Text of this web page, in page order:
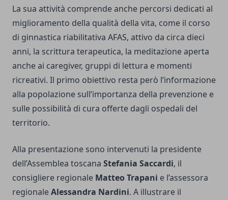
La sua attività comprende anche percorsi dedicati al
miglioramento della qualità della vita, come il corso
di ginnastica riabilitativa AFAS, attivo da circa dieci
anni, la scrittura terapeutica, la meditazione aperta
anche ai caregiver, gruppi di lettura e momenti
ricreativi. Il primo obiettivo resta però l’informazione
alla popolazione sull’importanza della prevenzione e
sulle possibilità di cura offerte dagli ospedali del
territorio.
Alla presentazione sono intervenuti la presidente
dell’Assemblea toscana Stefania Saccardi, il
consigliere regionale Matteo Trapani e l’assessora
regionaleAlessandra Nardini. A illustrare il